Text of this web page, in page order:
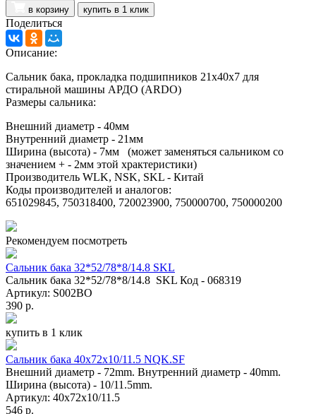
в корзину купить в 1 клик
Поделиться
Описание:
Сальник бака, прокладка подшипников 21х40х7 для
стиральной машины АРДО (ARDO)
Размеры сальника:
Внешний диаметр - 40мм
Внутренний диаметр - 21мм
Ширина (высота) - 7мм (может заменяться сальником со
значением + - 2мм этой храктеристики)
Производитель WLK, NSK, SKL - Китай
Коды производителей и аналогов:
651029845, 750318400, 720023900, 750000700, 750000200
Рекомендуем посмотреть
Сальник бака 32*52/78*8/14.8 SKL
Сальник бака 32*52/78*8/14.8 SKL Код - 068319
Артикул: S002BO
390 р.
купить в 1 клик
Сальник бака 40x72x10/11.5 NQK.SF
Внешний диаметр - 72mm. Внутренний диаметр - 40mm.
Ширина (высота) - 10/11.5mm.
Артикул: 40x72x10/11.5
546 р.